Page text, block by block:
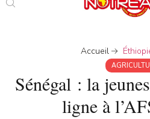
Accueil
Sénégal : la
ligne à